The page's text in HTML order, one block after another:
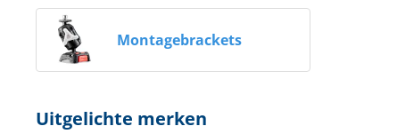
Montagebrackets
Uitgelichte merken